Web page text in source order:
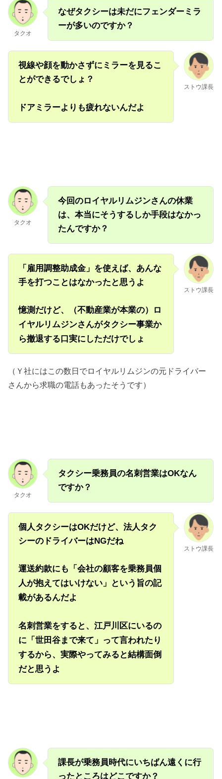
タクオ
なぜタクシーは未だにフェンダーミラ
ーが多いのですか？
視線や顔を動かさずにミラーを見るこ
とができるでしょ？
ドアミラーよりも疲れないんだよ
ストウ課長
タクオ
今回のロイヤルリムジンさんの休業
は、本当にそうするしか手段はなかっ
たんですか？
「雇用調整助成金」を使えば、あんな
手を打つことはなかったと思うよ
憶測だけど、（不動産業が本業の）ロ
イヤルリムジンさんがタクシー事業か
ら撤退する口実にしただけでしょ
ストウ課長
（Ｙ社にはこの数日でロイヤルリムジンの元ドライバー
さんから求職の電話もあったそうです）
タクオ
タクシー乗務員の名刺営業はOKなん
ですか？
個人タクシーはOKだけど、法人タク
シーのドライバーはNGだね
運送約款にも「会社の顧客を乗務員個
人が抱えてはいけない」という旨の記
載があるんだよ
名刺営業をすると、江戸川区にいるの
に「世田谷まで来て」って言われたり
するから、実際やってみると結構面倒
だと思うよ
ストウ課長
課長が乗務員時代にいちばん遠くに行
ったところはどこですか？